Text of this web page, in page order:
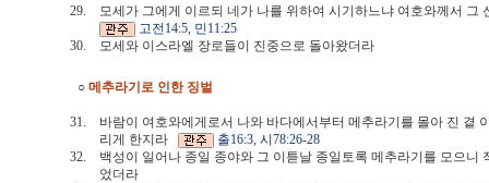
29.
모세가 그에게 이르되 네가 나를 위하여 시기하느냐 여호와께서
고전14:5, 민11:25
30.
모세와 이스라엘 장로들이 진중으로 돌아왔더라
○ 메추라기로 인한 징벌
31.
바람이 여호와에게로서 나와 바다에서부터 메추라기를 몰아 진 곁
리게 한지라
출16:3, 시78:26-28
32.
백성이 일어나 종일 종야와 그 이튿날 종일토록 메추라기를 모으
었더라